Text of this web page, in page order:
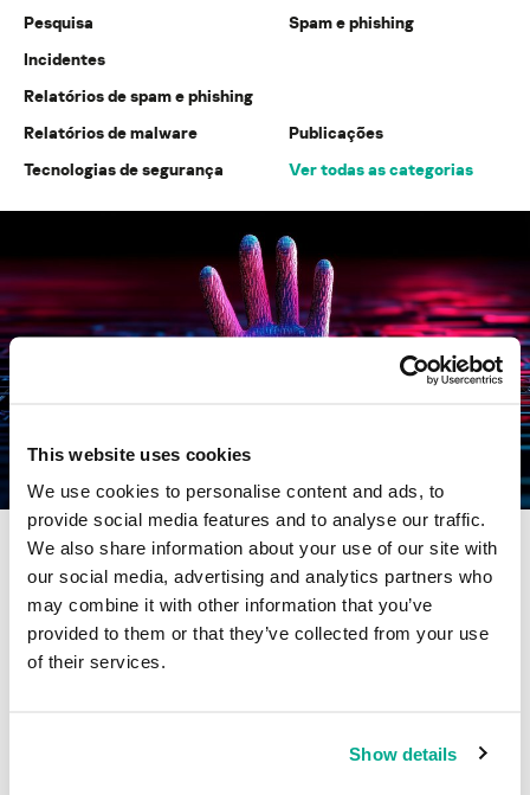
This website uses cookies
We use cookies to personalise content and ads, to
provide social media features and to analyse our traffic.
We also share information about your use of our site with
our social media, advertising and analytics partners who
may combine it with other information that you’ve
provided to them or that they’ve collected from your use
of their services.
Show details
Pesquisa
Spam e phishing
Incidentes
Relatórios de spam e phishing
Relatórios de malware
Publicações
Tecnologias de segurança
Ver todas as categorias
Evolução das ameaças à segurança da informação no
primeiro trimestre de 2026. Estatísticas de
dispositivos móveis
O relatório apresenta estatísticas sobre ameaças à dispositivos
móveis no primeiro trimestre de 2026, além de descobertas e
tendências interessantes do trimestre: novas versões do